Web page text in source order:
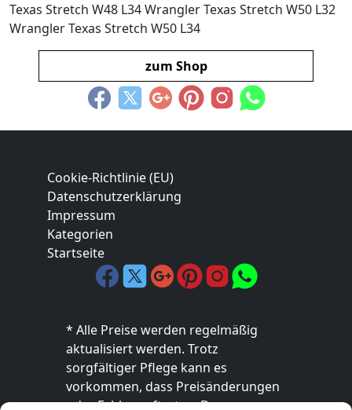
Texas Stretch W48 L34 Wrangler Texas Stretch W50 L32
Wrangler Texas Stretch W50 L34
zum Shop
Cookie-Richtlinie (EU)
Datenschutzerklärung
Impressum
Kategorien
Startseite
* Alle Preise werden regelmäßig
aktualisiert werden. Trotz
sorgfältiger Pflege kann es
vorkommen, dass Preisänderungen
oder Fehler auftreten. Der